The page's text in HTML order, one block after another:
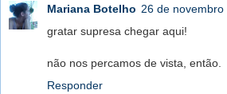
Mariana Botelho 26 de
gratar supresa chegar aqui!
não nos percamos de vista, então.
Responder